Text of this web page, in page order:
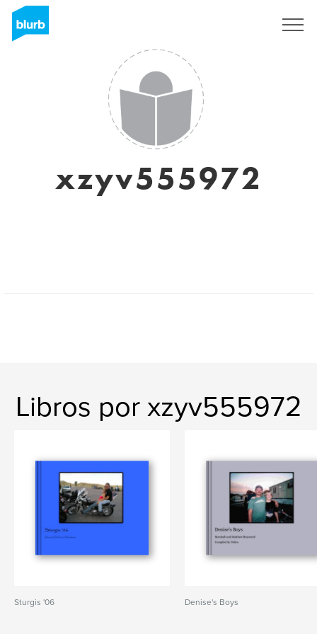
xzyv555972
Libros por xzyv555972
Sturgis '06 Denise's Boys